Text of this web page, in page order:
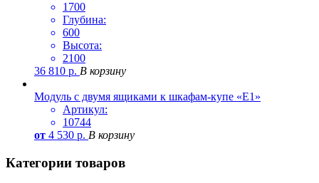
1700
Глубина:
600
Высота:
2100
36 810 р. В корзину
Модуль с двумя ящиками к шкафам-купе «Е1»
Артикул:
10744
от 4 530 р. В корзину
Категории товаров